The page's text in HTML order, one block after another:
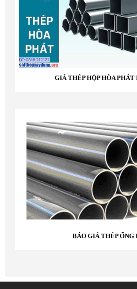
GIÁ THÉP HỘP HÒA PHÁT
BÁO GIÁ THÉP ỐNG